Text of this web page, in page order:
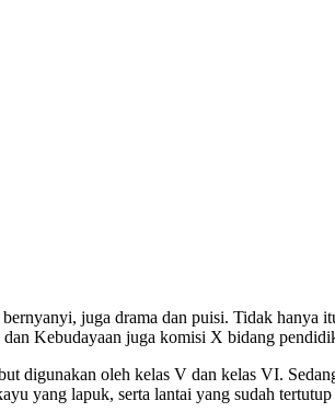
juga drama dan puisi. Tidak hanya
Kebudayaan juga komisi X bidang
digunakan oleh kelas V dan kelas VI.
yang lapuk, serta lantai yang sudah